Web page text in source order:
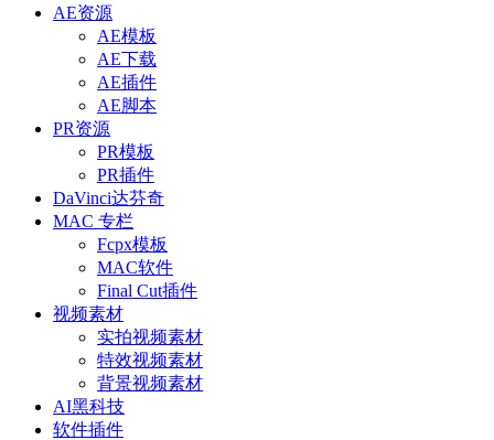
AE资源
AE模板
AE下载
AE插件
AE脚本
PR资源
PR模板
PR插件
DaVinci达芬奇
MAC 专栏
Fcpx模板
MAC软件
Final Cut插件
视频素材
实拍视频素材
特效视频素材
背景视频素材
AI黑科技
软件插件